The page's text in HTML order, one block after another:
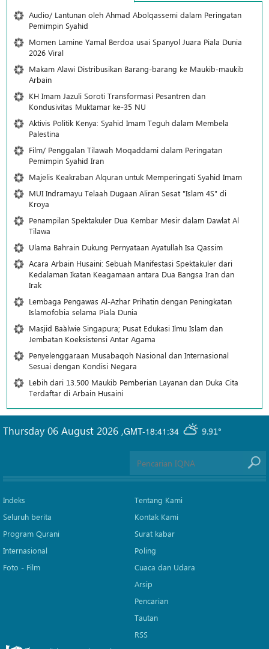
Audio/ Lantunan oleh Ahmad Abolqassemi dalam Peringatan
Pemimpin Syahid
Momen Lamine Yamal Berdoa usai Spanyol Juara Piala Dunia
2026 Viral
Makam Alawi Distribusikan Barang-barang ke Maukib-maukib
Arbain
KH Imam Jazuli Soroti Transformasi Pesantren dan
Kondusivitas Muktamar ke-35 NU
Aktivis Politik Kenya: Syahid Imam Teguh dalam Membela
Palestina
Film/ Penggalan Tilawah Moqaddami dalam Peringatan
Pemimpin Syahid Iran
Majelis Keakraban Alquran untuk Memperingati Syahid Imam
MUI Indramayu Telaah Dugaan Aliran Sesat "Islam 4S" di
Kroya
Penampilan Spektakuler Dua Kembar Mesir dalam Dawlat Al
Tilawa
Ulama Bahrain Dukung Pernyataan Ayatullah Isa Qassim
Acara Arbain Husaini: Sebuah Manifestasi Spektakuler dari
Kedalaman Ikatan Keagamaan antara Dua Bangsa Iran dan
Irak
Lembaga Pengawas Al-Azhar Prihatin dengan Peningkatan
Islamofobia selama Piala Dunia
Masjid Ba`alwie Singapura; Pusat Edukasi Ilmu Islam dan
Jembatan Koeksistensi Antar Agama
Penyelenggaraan Musabaqoh Nasional dan Internasional
Sesuai dengan Kondisi Negara
Lebih dari 13.500 Maukib Pemberian Layanan dan Duka Cita
Terdaftar di Arbain Husaini
GMT-18:41:34 9.91°
Thursday 06 August 2026 ,
Indeks
Seluruh berita
Program Qurani
Internasional
Foto - Film
Tentang Kami
Kontak Kami
Surat kabar
Poling
Cuaca dan Udara
Arsip
Pencarian
Tautan
RSS